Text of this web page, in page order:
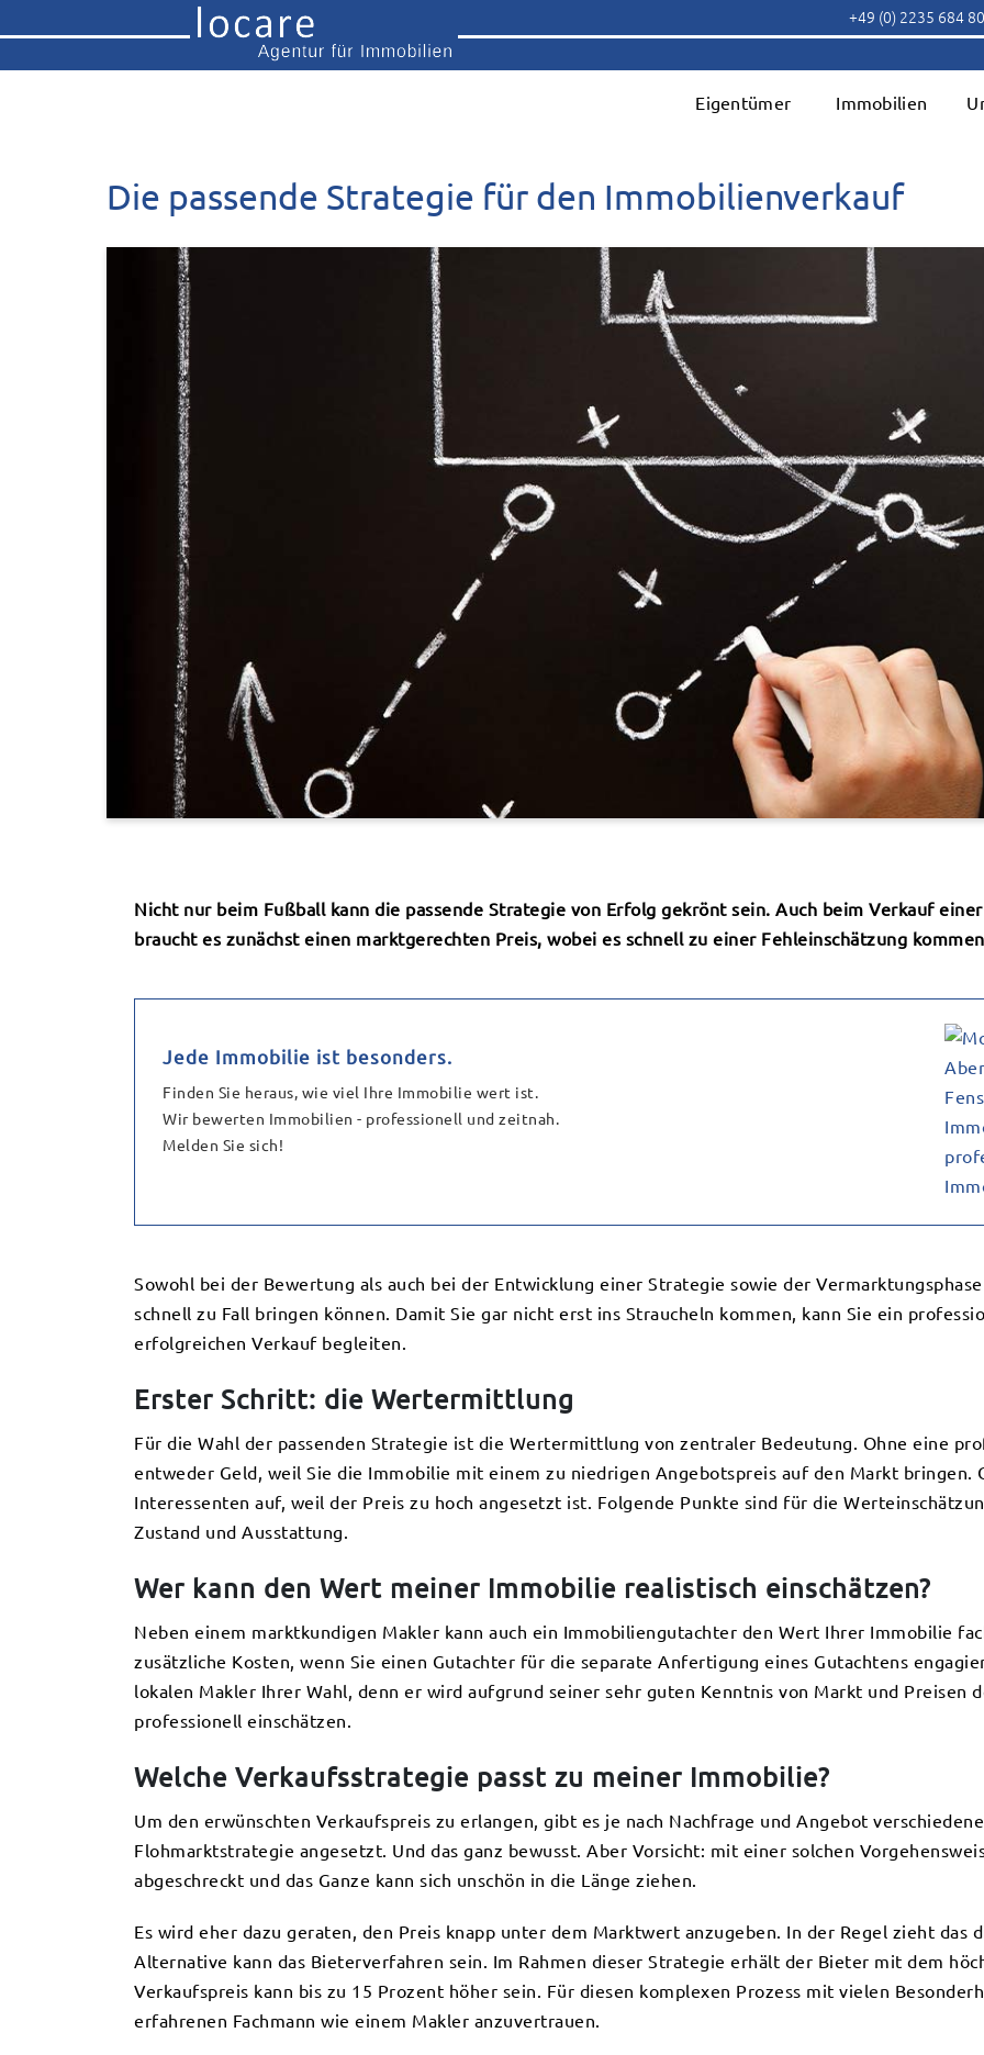
+49 (0) 2235 684
Eigentümer Immobilien
Die passende Strategie für den Immobilienverkauf
Nicht nur beim Fußball kann die passende Strategie von Erfolg gekrönt sein. Auch beim Verkauf
braucht es zunächst einen marktgerechten Preis, wobei es schnell zu einer Fehleinschätzung
Jede Immobilie ist besonders.
Finden Sie heraus, wie viel Ihre Immobilie wert ist.
Wir bewerten Immobilien - professionell und zeitnah.
Melden Sie sich!
Sowohl bei der Bewertung als auch bei der Entwicklung einer Strategie sowie der
schnell zu Fall bringen können. Damit Sie gar nicht erst ins Straucheln kommen, kann Sie ein
erfolgreichen Verkauf begleiten.
Erster Schritt: die Wertermittlung
Für die Wahl der passenden Strategie ist die Wertermittlung von zentraler Bedeutung. Ohne eine
entweder Geld, weil Sie die Immobilie mit einem zu niedrigen Angebotspreis auf den Markt bringen.
Interessenten auf, weil der Preis zu hoch angesetzt ist. Folgende Punkte sind für die
Zustand und Ausstattung.
Wer kann den Wert meiner Immobilie realistisch einschätzen?
Neben einem marktkundigen Makler kann auch ein Immobiliengutachter den Wert Ihrer Immobilie
zusätzliche Kosten, wenn Sie einen Gutachter für die separate Anfertigung eines Gutachtens
lokalen Makler Ihrer Wahl, denn er wird aufgrund seiner sehr guten Kenntnis von Markt und Preisen
professionell einschätzen.
Welche Verkaufsstrategie passt zu meiner Immobilie?
Um den erwünschten Verkaufspreis zu erlangen, gibt es je nach Nachfrage und Angebot
Flohmarktstrategie angesetzt. Und das ganz bewusst. Aber Vorsicht: mit einer solchen
abgeschreckt und das Ganze kann sich unschön in die Länge ziehen.
Es wird eher dazu geraten, den Preis knapp unter dem Marktwert anzugeben. In der Regel zieht das
Alternative kann das Bieterverfahren sein. Im Rahmen dieser Strategie erhält der Bieter mit dem
Verkaufspreis kann bis zu 15 Prozent höher sein. Für diesen komplexen Prozess mit vielen
erfahrenen Fachmann wie einem Makler anzuvertrauen.